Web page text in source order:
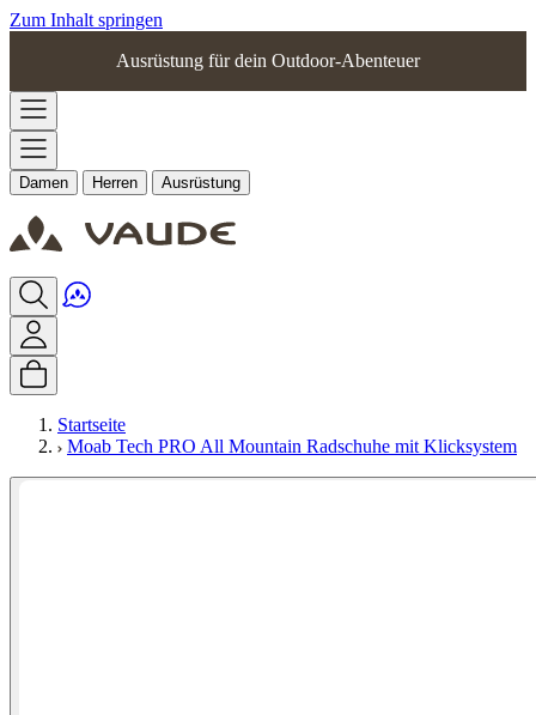
Zum Inhalt springen
Ausrüstung für dein Outdoor-Abenteuer
Damen Herren Ausrüstung
Startseite
Moab Tech PRO All Mountain Radschuhe mit Klicksystem